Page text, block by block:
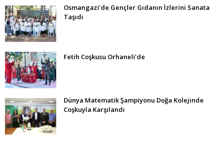
Osmangazi’de Gençler Gıdanın İzlerini Sanata
Taşıdı
Fetih Coşkusu Orhaneli’de
Dünya Matematik Şampiyonu Doğa Kolejinde
Coşkuyla Karşılandı